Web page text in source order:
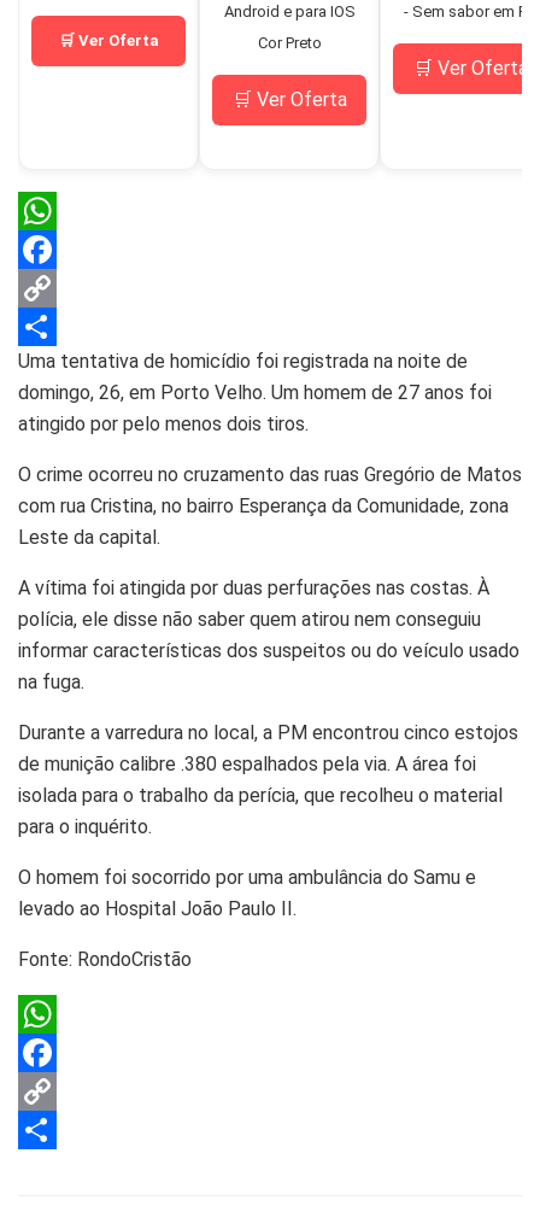
🛒 Ver Oferta
Android e para IOS
Cor Preto
🛒 Ver Oferta
- Sem sabor em Pó
🛒 Ver Oferta
W
h
a
t
s
p
p
F
a
c
e
o
o
C
o
p
L
i
k
S
h
r
e
Uma tentativa de homicídio foi registrada na noite de
domingo, 26, em Porto Velho. Um homem de 27 anos foi
atingido por pelo menos dois tiros.
O crime ocorreu no cruzamento das ruas Gregório de Matos
com rua Cristina, no bairro Esperança da Comunidade, zona
Leste da capital.
A vítima foi atingida por duas perfurações nas costas. À
polícia, ele disse não saber quem atirou nem conseguiu
informar características dos suspeitos ou do veículo usado
na fuga.
Durante a varredura no local, a PM encontrou cinco estojos
de munição calibre .380 espalhados pela via. A área foi
isolada para o trabalho da perícia, que recolheu o material
para o inquérito.
O homem foi socorrido por uma ambulância do Samu e
levado ao Hospital João Paulo II.
Fonte: RondoCristão
W
h
a
F
aC